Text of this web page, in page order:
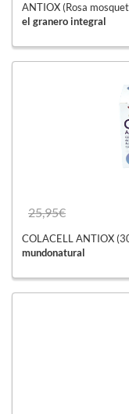
ANTIOX (Rosa
el granero integral
25,95€
COLACELL ANTIOX
mundonatural